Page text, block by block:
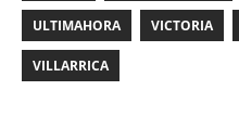
ULTIMAHORA VICTORIA
VILLARRICA